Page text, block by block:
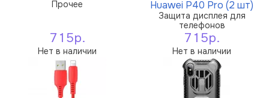
Прочее
715р.
Нет в наличии
Huawei P40 Pro (2 шт)
Защита дисплея для
телефонов
715р.
Нет в наличии